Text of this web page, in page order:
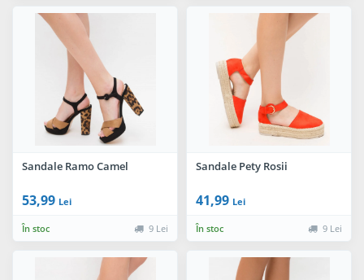
Sandale Ramo Camel
53,99 Lei
În stoc 9 Lei
Sandale Pety Rosii
41,99 Lei
În stoc 9 Lei